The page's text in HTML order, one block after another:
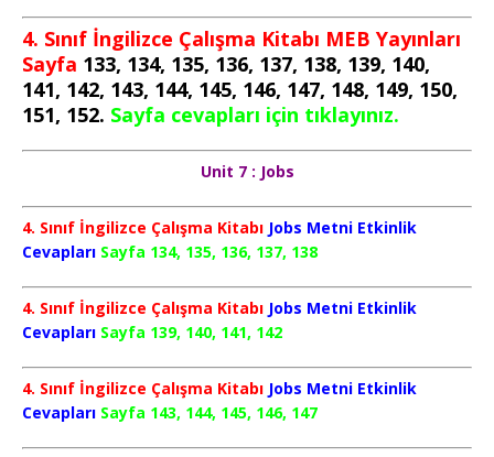
4. Sınıf İngilizce Çalışma Kitabı MEB Yayınları
Sayfa 133, 134, 135, 136, 137, 138, 139, 140,
141, 142, 143, 144, 145, 146, 147, 148, 149, 150,
151, 152. Sayfa cevapları için tıklayınız.
Unit 7 : Jobs
4. Sınıf İngilizce Çalışma Kitabı Jobs Metni Etkinlik
Cevapları Sayfa 134, 135, 136, 137, 138
4. Sınıf İngilizce Çalışma Kitabı Jobs Metni Etkinlik
Cevapları Sayfa 139, 140, 141, 142
4. Sınıf İngilizce Çalışma Kitabı Jobs Metni Etkinlik
Cevapları Sayfa 143, 144, 145, 146, 147